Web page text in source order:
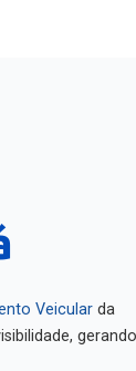
Veicular da
gerando